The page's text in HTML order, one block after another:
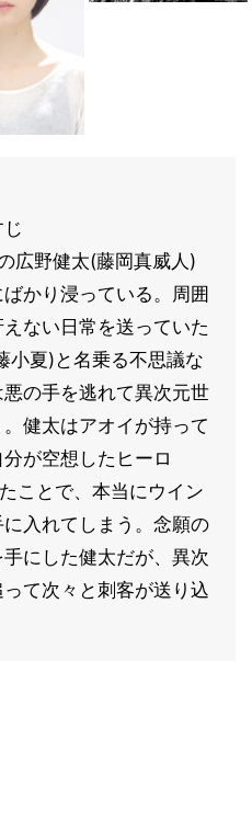
広野健太(藤岡真威人)
かり浸っている。周囲
ない日常を送っていた
小夏)と名乗る不思議な
の手を逃れて異次元世
健太はアオイが持って
が空想したヒーロ
ことで、本当にウイン
入れてしまう。念願の
にした健太だが、異次
て次々と刺客が送り込